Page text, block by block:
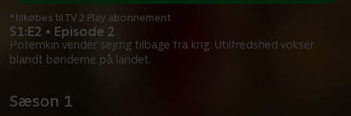
S1:E2 • Episode 2
Potemkin vender sejrrig tilbage fra krig. Utilfredshed vokser
blandt bønderne på landet.
*tilkøbes til TV 2 Play abonnement
Sæson 1